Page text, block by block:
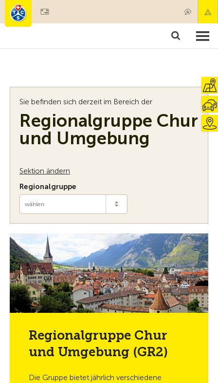
Mitgliedschaft & Leistungen
Sie befinden sich derzeit im Bereich der
Regionalgruppe Chur
und Umgebung
Sektion ändern
Regionalgruppe
wählen
Regionalgruppe Chur
und Umgebung (GR2)
Die Gruppe bietet jährlich verschiedene